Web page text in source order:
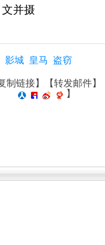
并摄
影城 皇马 盗窃
制链接】【转发邮件】
】